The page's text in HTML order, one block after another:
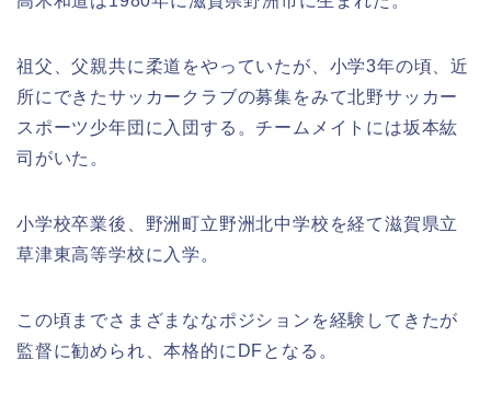
祖父、父親共に柔道をやっていたが、小学3年の頃、近
所にできたサッカークラブの募集をみて北野サッカー
スポーツ少年団に入団する。チームメイトには坂本紘
司がいた。
小学校卒業後、野洲町立野洲北中学校を経て滋賀県立
草津東高等学校に入学。
この頃までさまざまななポジションを経験してきたが
監督に勧められ、本格的にDFとなる。